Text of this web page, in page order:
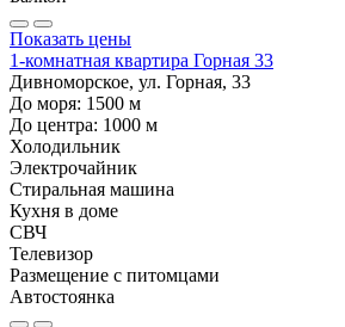
Показать цены
1-комнатная квартира Горная 33
Дивноморское, ул. Горная, 33
До моря: 1500 м
До центра: 1000 м
Холодильник
Электрочайник
Стиральная машина
Кухня в доме
СВЧ
Телевизор
Размещение с питомцами
Автостоянка